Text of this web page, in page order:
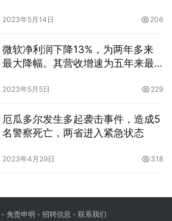
2023年5月14日 206
微软净利润下降13%，为两年多来
最大降幅。其营收增速为五年来最
2023年5月5日 229
厄瓜多尔发生多起袭击事件，造成5
名警察死亡，两省进入紧急状态
2023年4月29日 318
- 免责申明 - 招聘信息 - 联系我们